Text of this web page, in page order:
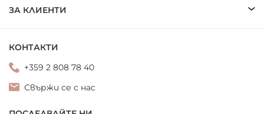
ЗА КЛИЕНТИ
КОНТАКТИ
+359 2 808 78 40
Свържи се с нас